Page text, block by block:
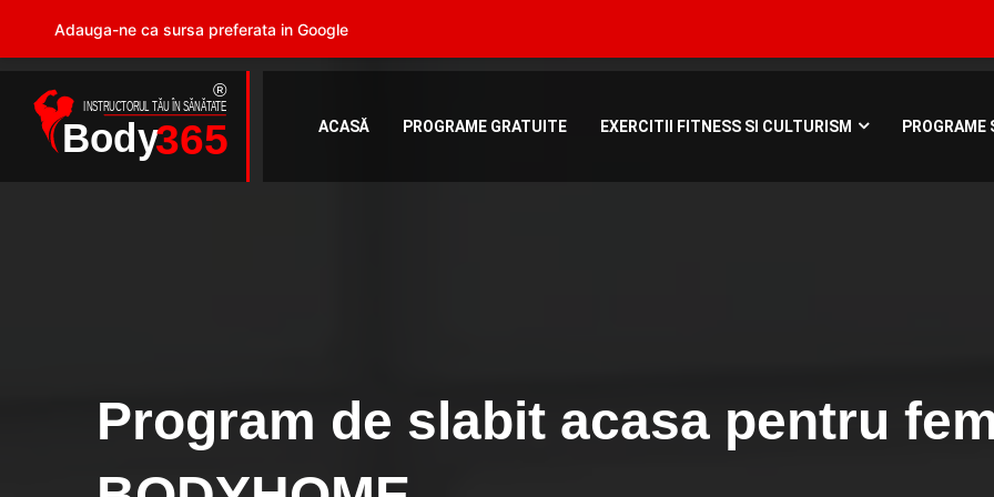
ACASĂ PROGRAME GRATUITE EXERCITII FITNESS SI CULTURISM PROGRAME
Program de slabit acasa pentru
Adauga-ne ca sursa preferata in Google